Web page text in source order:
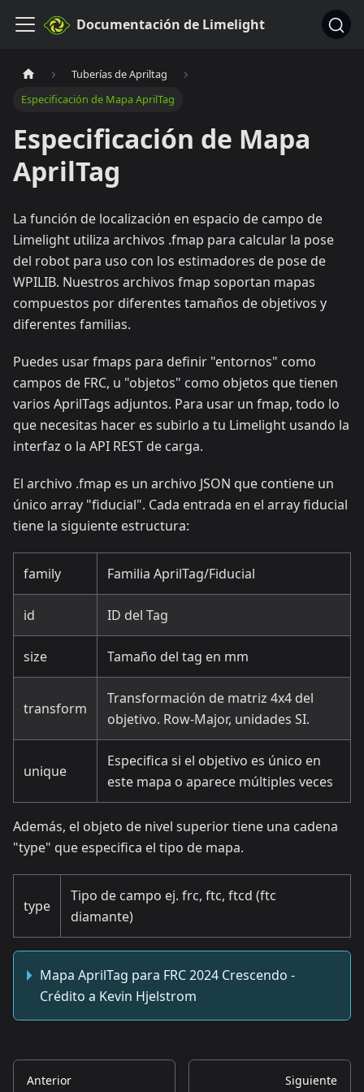
Documentación de Limelight
Tuberías de Apriltag
Especificación de Mapa AprilTag
Especificación de Mapa
AprilTag
La función de localización en espacio de campo de
Limelight utiliza archivos .fmap para calcular la pose
del robot para uso con los estimadores de pose de
WPILIB. Nuestros archivos fmap soportan mapas
compuestos por diferentes tamaños de objetivos y
diferentes familias.
Puedes usar fmaps para definir "entornos" como
campos de FRC, u "objetos" como objetos que tienen
varios AprilTags adjuntos. Para usar un fmap, todo lo
que necesitas hacer es subirlo a tu Limelight usando la
interfaz o la API REST de carga.
El archivo .fmap es un archivo JSON que contiene un
único array "fiducial". Cada entrada en el array fiducial
tiene la siguiente estructura:
family Familia AprilTag/Fiducial
id ID del Tag
size Tamaño del tag en mm
transform
Transformación de matriz 4x4 del
objetivo. Row-Major, unidades SI.
unique
Especifica si el objetivo es único en
este mapa o aparece múltiples veces
Además, el objeto de nivel superior tiene una cadena
"type" que especifica el tipo de mapa.
type
Tipo de campo ej. frc, ftc, ftcd (ftc
diamante)
Mapa AprilTag para FRC 2024 Crescendo -
Crédito a Kevin Hjelstrom
Anterior Siguiente